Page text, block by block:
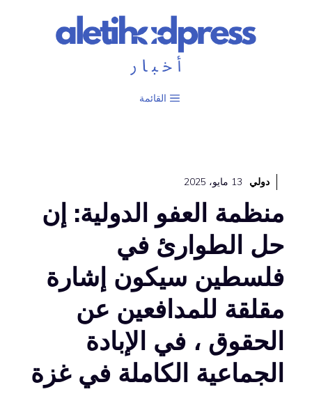
القائمة
دولي 13 مايو، 2025
منظمة العفو الدولية: إن
حل الطوارئ في
فلسطين سيكون إشارة
مقلقة للمدافعين عن
الحقوق ، في الإبادة
الجماعية الكاملة في غزة